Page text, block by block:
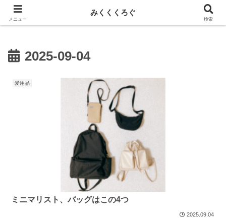
新しい記事はnoteに投稿しています！
2025-09-04
愛用品
ミニマリスト、バッグはこの4つ
2025.09.04
メニュー
みくくくろぐ
検索